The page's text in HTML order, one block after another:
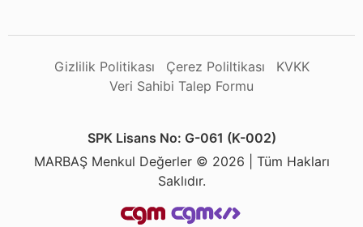
Gizlilik Politikası Çerez Poliltikası
KVKK
Veri Sahibi Talep Formu
SPK Lisans No: G-061 (K-002)
MARBAŞ Menkul Değerler © 2026 | Tüm Hakları
Saklıdır.